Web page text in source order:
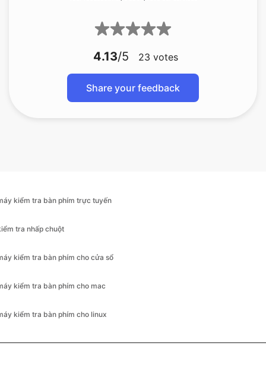
4.13/5 23 votes
Share your feedback
kiểm tra bàn phím trực tuyến
tra nhấp chuột
kiểm tra bàn phím cho cửa sổ
kiểm tra bàn phím cho mac
kiểm tra bàn phím cho linux